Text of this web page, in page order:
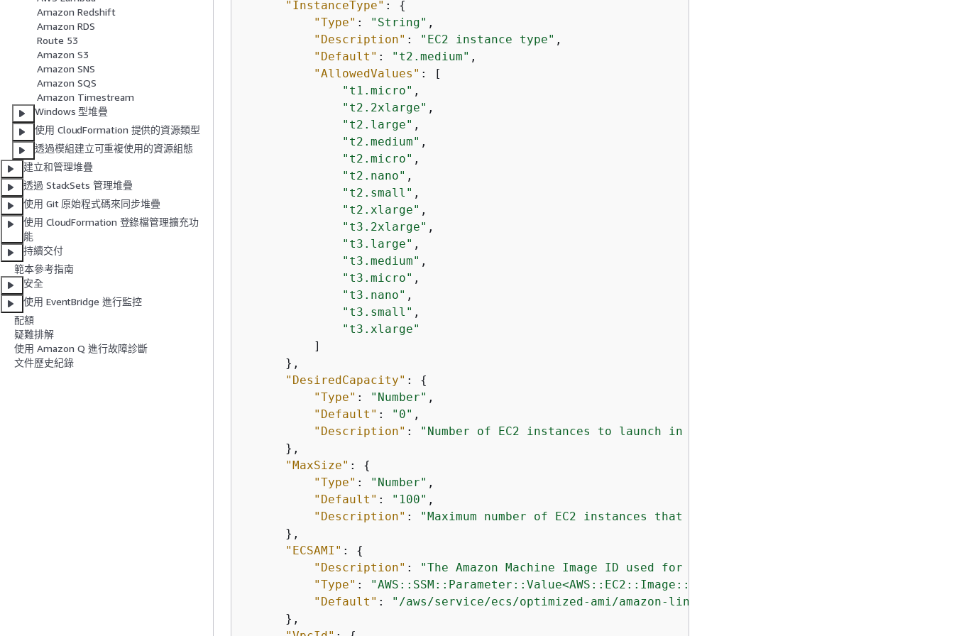
Amazon Redshift
Amazon RDS
Route 53
Amazon S3
Amazon SNS
Amazon SQS
Amazon Timestream
Windows 型堆疊
使用 CloudFormation 提供的資源類型
透過模組建立可重複使用的資源組態
建立和管理堆疊
透過 StackSets 管理堆疊
使用 Git 原始程式碼來同步堆疊
使用 CloudFormation 登錄檔管理擴充功
能
持續交付
範本參考指南
安全
使用 EventBridge 進行監控
配額
疑難排解
使用 Amazon Q 進行故障診斷
文件歷史紀錄
"InstanceType" : {
"Type" : "String" ,
"Description" : "EC2 instance type" ,
"Default" : "t2.medium" ,
"AllowedValues" : [
"t1.micro" ,
"t2.2xlarge" ,
"t2.large" ,
"t2.medium" ,
"t2.micro" ,
"t2.nano" ,
"t2.small" ,
"t2.xlarge" ,
"t3.2xlarge" ,
"t3.large" ,
"t3.medium" ,
"t3.micro" ,
"t3.nano" ,
"t3.small" ,
"t3.xlarge"
          ]
      },
"DesiredCapacity" : {
"Type" : "Number" ,
"Default" : "0" ,
"Description" :
"Number of EC2 instances to launch in your ECS cluster."
      },
"MaxSize" : {
"Type" : "Number" ,
"Default" : "100" ,
"Description" :
"Maximum number of EC2 instances that can be launched in your ECS cluster."
      },
"ECSAMI" : {
"Description" : "The Amazon Machine Image ID used for the cluster"
"Type" : "AWS::SSM::Parameter::Value<AWS::EC2::Image::Id>"
"Default" :
"/aws/service/ecs/optimized-ami/amazon-linux-2023/recommended/image_id"
      },